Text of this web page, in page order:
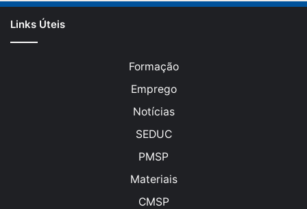
Links Úteis
Formação
Emprego
Notícias
SEDUC
PMSP
Materiais
CMSP